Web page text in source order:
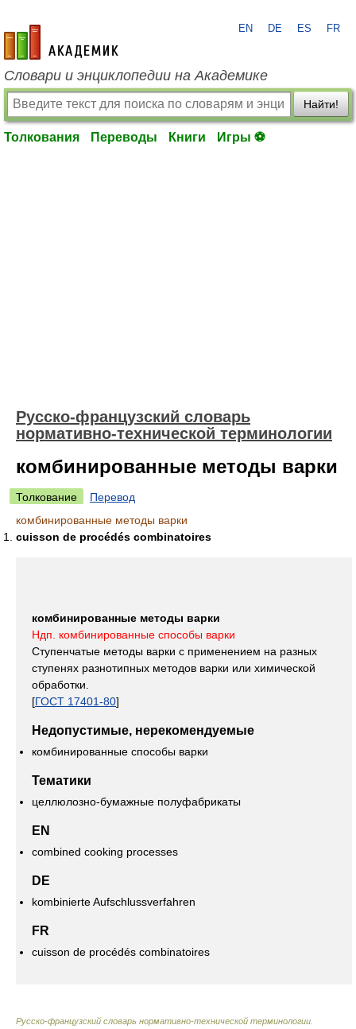
academic.ru
EN DE ES FR
Словари и энциклопедии на Академике
Найти!
Толкования Переводы Книги Игры ⚽
Русско-французский словарь
нормативно-технической терминологии
комбинированные методы варки
Толкование
Перевод
комбинированные методы варки
cuisson de procédés combinatoires
комбинированные методы варки
Ндп. комбинированные способы варки
Ступенчатые методы варки с применением на разных
ступенях разнотипных методов варки или химической
обработки.
[ГОСТ 17401-80]
Недопустимые, нерекомендуемые
комбинированные способы варки
Тематики
целлюлозно-бумажные полуфабрикаты
EN
combined cooking processes
DE
kombinierte Aufschlussverfahren
FR
cuisson de procédés combinatoires
Русско-французский словарь нормативно-технической терминологии